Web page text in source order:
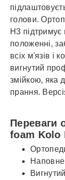
голови.
H3
положенні,
всіх м'язів і
вигнутий
змійкою, яка
прання.
Переваги
foam Kolo